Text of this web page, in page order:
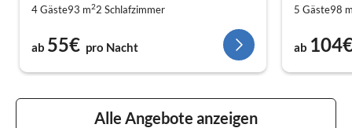
4 Gäste93 m22 Schlafzimmer
ab 55€ pro Nacht
5 Gäste98
ab
Alle Angebote anzeigen